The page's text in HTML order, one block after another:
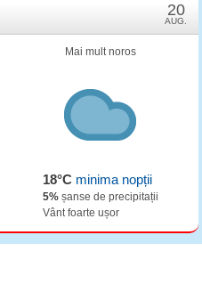
20
AUG.
Mai mult noros
18°Cminima nopții
5%șanse de precipitații
Vânt foarte ușor